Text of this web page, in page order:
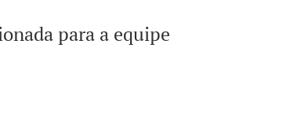
para a equipe